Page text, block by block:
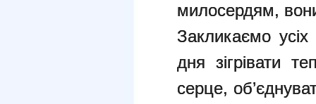
милосердям,
Закликаємо усіх
дня зігрівати
серце,